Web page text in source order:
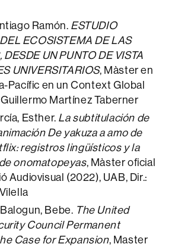
Ramón. ESTUDIO
ECOSISTEMA DE LAS
DESDE UN PUNTO DE VISTA
UNIVERSITARIOS, Màster en
Pacífic en un Context Global
Guillermo Martínez Taberner
Esther. La subtitulación de
De yakuza a amo de
registros lingüísticos y la
onomatopeyas, Màster oficial
Audiovisual (2022), UAB, Dir.:
Bebe. The United
Council Permanent
Case for Expansion, Master